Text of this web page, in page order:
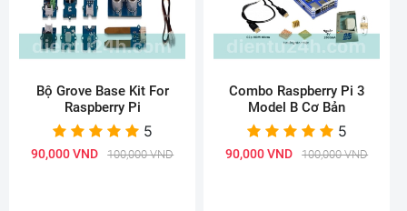
Bộ Grove Base Kit For
Raspberry Pi
5
90,000 VND 100,000 VND
Combo Raspberry Pi 3
Model B Cơ Bản
5
90,000 VND 100,000 VND